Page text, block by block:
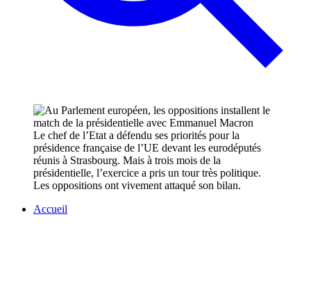
Le chef de l’Etat a défendu ses priorités pour la
présidence française de l’UE devant les eurodéputés
réunis à Strasbourg. Mais à trois mois de la
présidentielle, l’exercice a pris un tour très politique.
Les oppositions ont vivement attaqué son bilan.
Accueil